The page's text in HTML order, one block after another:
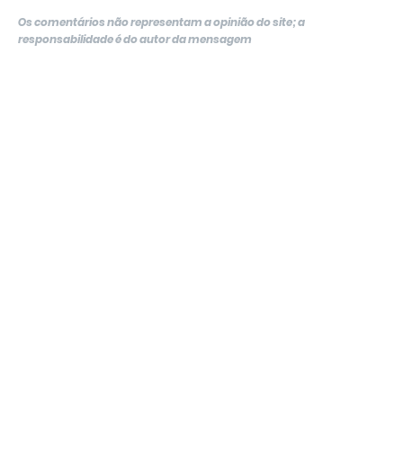
Os comentários não representam a opinião do site; a
responsabilidade é do autor da mensagem